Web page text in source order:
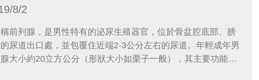
8/2
前列腺，是男性特有的泌尿生殖器官，位於骨盆腔底部、膀
尿道出口處，並包覆住近端2-3公分左右的尿道。年輕成年男
大小約20立方公分（形狀大小如栗子一般），其主要功能在